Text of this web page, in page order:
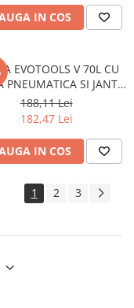
IN COS
EVOTOOLS V 70L CU
PNEUMATICA SI JANTA
MET
188,11 Lei
182,47 Lei
IN COS
1 2 3